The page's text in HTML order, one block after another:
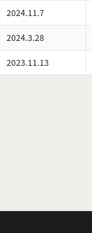
2024.11.7
2024.3.28
2023.11.13